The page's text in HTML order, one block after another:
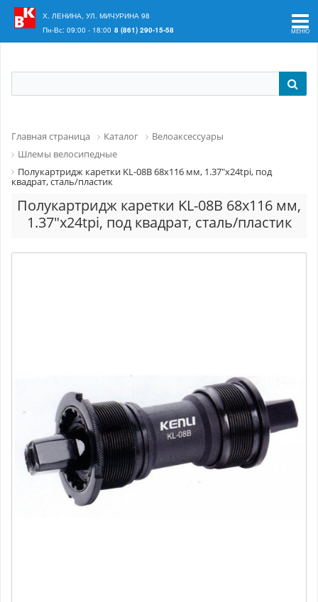
Ваш регион:
Х. ЛЕНИНА, УЛ. МИЧУРИНА 98
Пн-Вс: 09:00 - 18:00 8 (861) 290-15-58
Главная страница Каталог
Велоаксессуары
Шлемы велосипедные
Полукартридж каретки KL-08B 68x116 мм, 1.37"x24tpi, под
квадрат, сталь/пластик
Полукартридж каретки KL-08B 68x116 мм,
1.37"x24tpi, под квадрат, сталь/пластик